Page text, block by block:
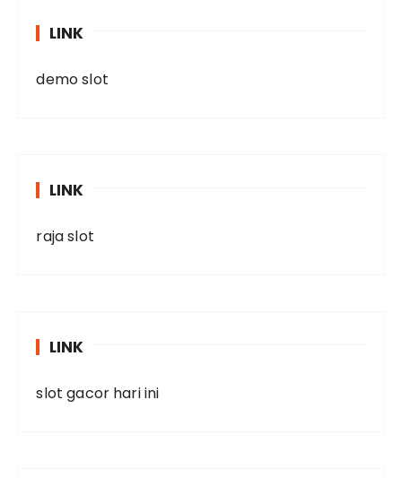
LINK
demo slot
LINK
raja slot
LINK
slot gacor hari ini